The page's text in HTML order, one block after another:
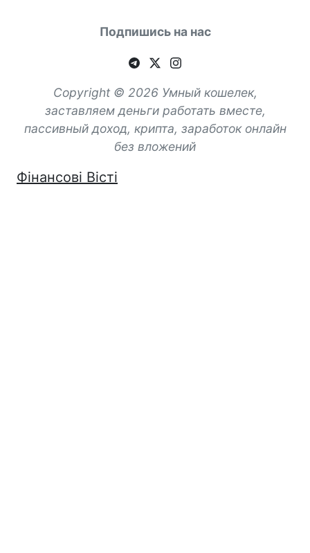
Подпишись на нас
Copyright © 2026 Умный кошелек,
заставляем деньги работать вместе,
пассивный доход, крипта, заработок онлайн
без вложений
Фінансові Вісті